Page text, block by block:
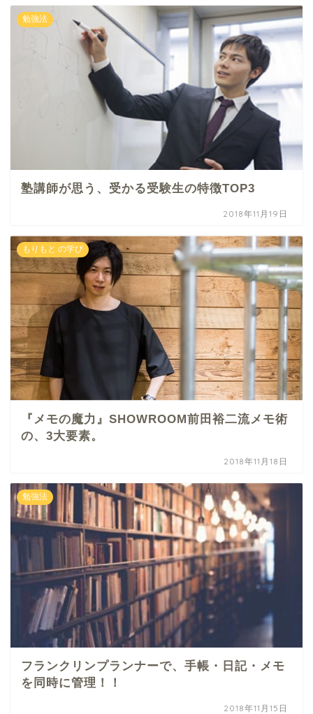
勉強法
塾講師が思う、受かる受験生の特徴TOP3
2018年11月19日
もりもと の学び
『メモの魔力』SHOWROOM前田裕二流メモ術
の、3大要素。
2018年11月18日
勉強法
フランクリンプランナーで、手帳・日記・メモ
を同時に管理！！
2018年11月15日